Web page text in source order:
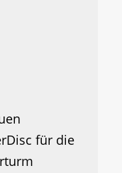
für die